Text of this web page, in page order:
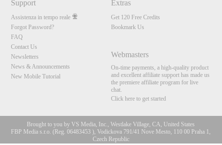
Support
Assistenza in tempo reale
Forgot Password?
FAQ
Contact Us
Newsletters
News & Announcements
New Mobile Tutorial
Extras
Get 120 Free Credits
Bookmark Us
Webmasters
On-time payments, a high-quality product
and excellent affiliate support has made us
the premiere affiliate program for live
chat.
Click here to get started
Brought to you by VS Media, Inc., Westlake Village, CA, United States
FBP Media s.r.o. (Reg. 06483453 ), Vodickova 791/41 Nove Mesto, 110 00 Praha 1,
Czech Republic